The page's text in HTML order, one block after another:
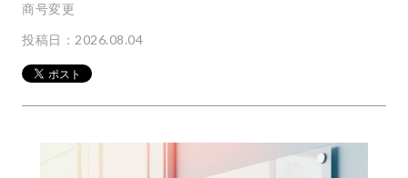
商号変更
投稿日：2026.08.04